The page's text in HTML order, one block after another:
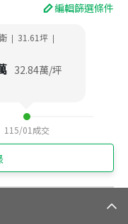
編輯篩選條件
| 31.61坪 |
32.84萬/坪
115/01 成交